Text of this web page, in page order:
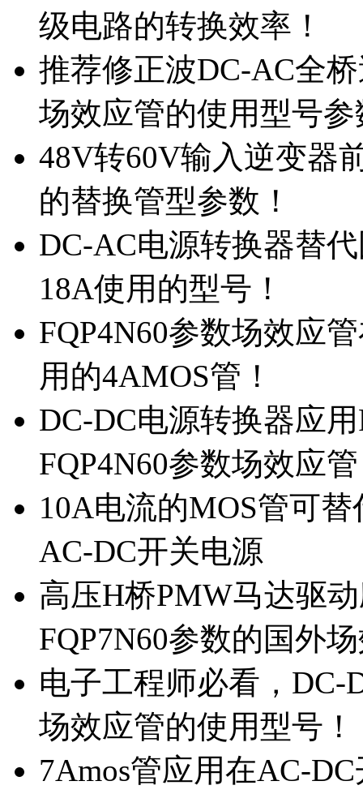
级电路的转换效率！
推荐修正波DC-AC全
场效应管的使用型号参
48V转60V输入逆变器
的替换管型参数！
DC-AC电源转换器替
18A使用的型号！
FQP4N60参数场效应
用的4AMOS管！
DC-DC电源转换器应
FQP4N60参数场效应
10A电流的MOS管可
AC-DC开关电源
高压H桥PMW马达驱
FQP7N60参数的国外
电子工程师必看，DC-
场效应管的使用型号！
7Amos管应用在AC-